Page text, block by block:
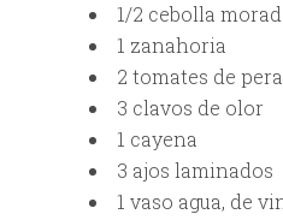
1/2 cebolla
1 zanahoria
2 tomates de pera
3 clavos de olor
1 cayena
3 ajos laminados
1 vaso agua, de